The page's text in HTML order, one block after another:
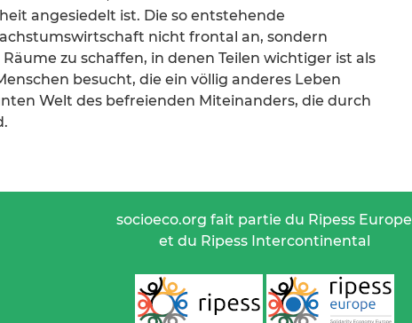
angesiedelt ist. Die so entstehende
nicht frontal an, sondern
zu schaffen, in denen Teilen wichtiger ist als
besucht, die ein völlig anderes Leben
Welt des befreienden Miteinanders, die durch
socioeco.org fait partie du Ripess Europe
et du Ripess Intercontinental